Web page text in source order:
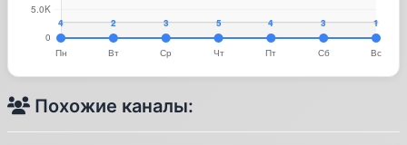
Похожие каналы: